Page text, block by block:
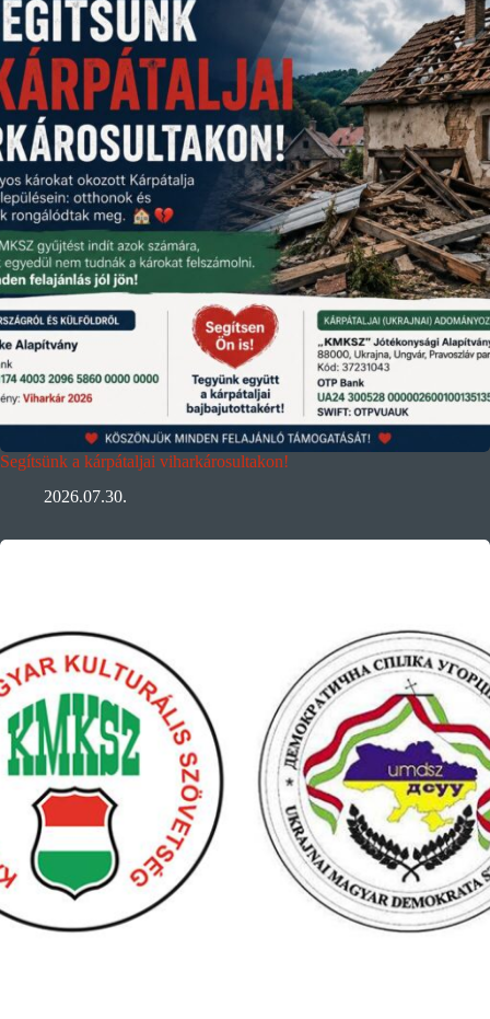
Segítsünk a kárpátaljai viharkárosultakon!
2026.07.30.